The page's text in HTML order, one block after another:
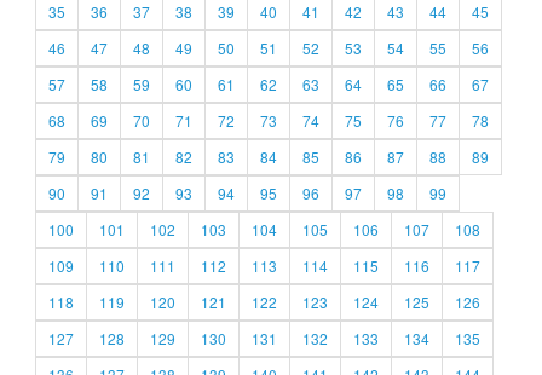
35
36 37 38 39 40 41 42 43 44
45
46
47 48 49 50 51 52 53 54 55
56
57
58 59 60 61 62 63 64 65 66
67
68
69 70 71 72 73 74 75 76 77
78
79
80 81 82 83 84 85 86 87 88
89
90
91 92 93 94 95 96 97 98
99
100
101 102 103 104 105 106 107
108
109
110 111 112 113 114 115 116
117
118
119 120 121 122 123 124 125
126
127
128 129 130 131 132 133 134
135